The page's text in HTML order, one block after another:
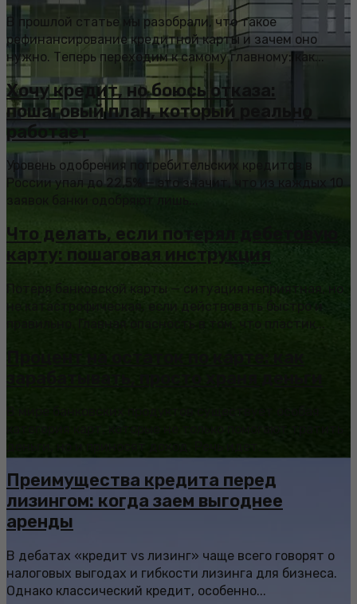
В прошлой статье мы разобрали, что такое
рефинансирование кредитной карты и зачем оно
нужно. Теперь переходим к самому главному: как...
Хочу кредит, но боюсь отказа:
пошаговый план, который реально
работает
Уровень одобрения потребительских кредитов в
России упал до 22,5% — это значит, что из каждых 10
заявок банки одобряют лишь...
Что делать, если потерял дебетовую
карту: пошаговая инструкция
Потеря банковской карты — ситуация неприятная, но
не катастрофическая, если действовать быстро и
правильно. Главная опасность в том, что пластик...
Преимущества кредита перед
лизингом: когда заем выгоднее
аренды
В дебатах «кредит vs лизинг» чаще всего говорят о
налоговых выгодах и гибкости лизинга для бизнеса.
Однако классический кредит, особенно...